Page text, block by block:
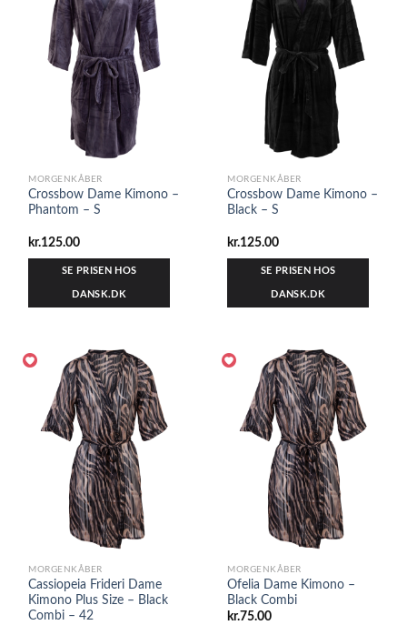
MORGENKÅBER
Crossbow Dame Kimono –
Phantom – S
kr.125.00
SE PRISEN HOS
DANSK.DK
MORGENKÅBER
Crossbow Dame Kimono –
Black – S
kr.125.00
SE PRISEN HOS
DANSK.DK
MORGENKÅBER
Cassiopeia Frideri Dame
Kimono Plus Size – Black
Combi – 42
MORGENKÅBER
Ofelia Dame Kimono –
Black Combi
kr.75.00